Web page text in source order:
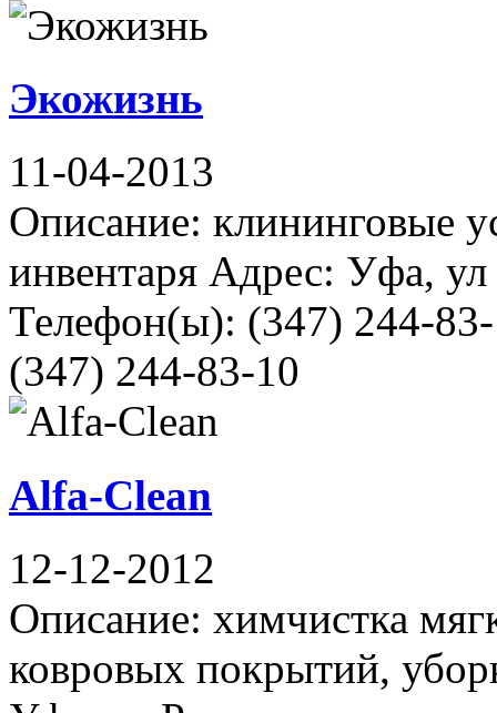
Экожизнь
11-04-2013
Описание: клининговые
инвентаря Адрес: Уфа,
Телефон(ы): (347) 244-
(347) 244-83-10
Alfa-Clean
12-12-2012
Описание: химчистка
ковровых покрытий,